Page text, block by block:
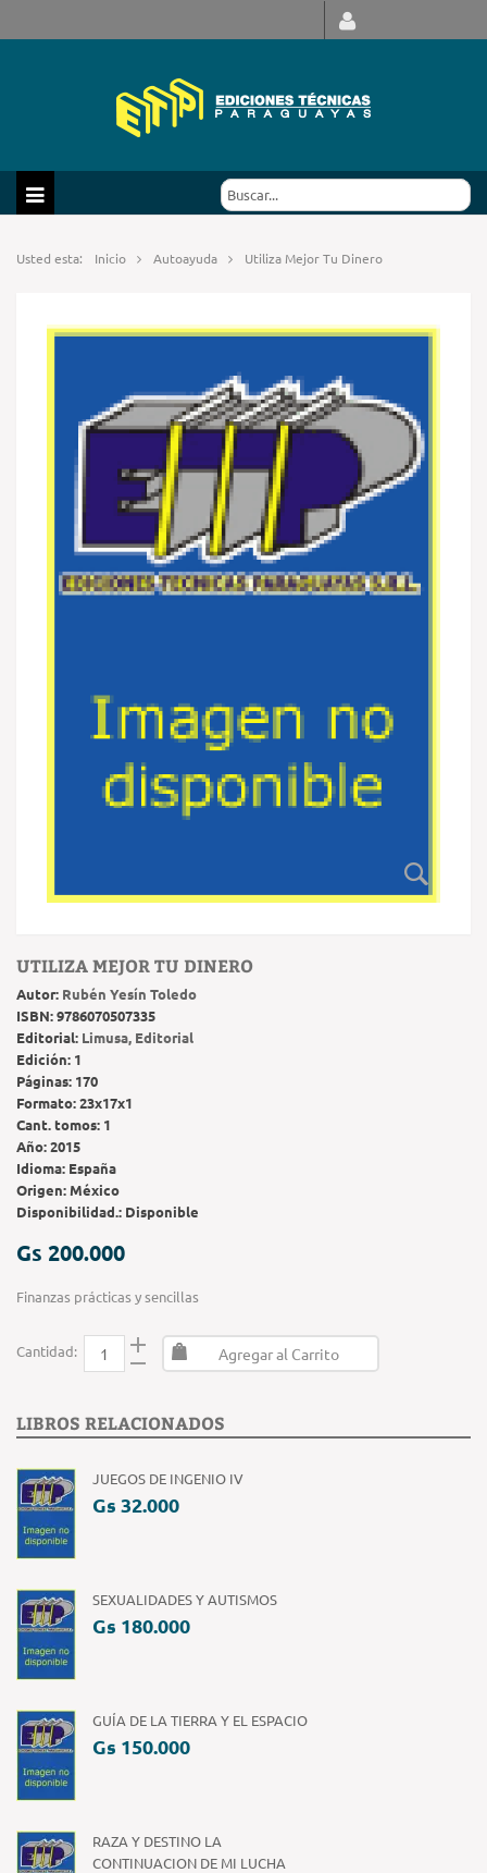
Usted esta: Inicio Autoayuda Utiliza Mejor Tu Dinero
UTILIZA MEJOR TU DINERO
Autor: Rubén Yesín Toledo
ISBN:9786070507335
Editorial: Limusa, Editorial
Edición: 1
Páginas: 170
Formato:23x17x1
Cant. tomos: 1
Año:2015
Idioma: España
Origen:México
Disponibilidad.: Disponible
Gs 200.000
Finanzas prácticas y sencillas
Cantidad: Agregar al Carrito
LIBROS RELACIONADOS
JUEGOS DE INGENIO IV
Gs 32.000
SEXUALIDADES Y AUTISMOS
Gs 180.000
GUÍA DE LA TIERRA Y EL ESPACIO
Gs 150.000
RAZA Y DESTINO LA
CONTINUACION DE MI LUCHA